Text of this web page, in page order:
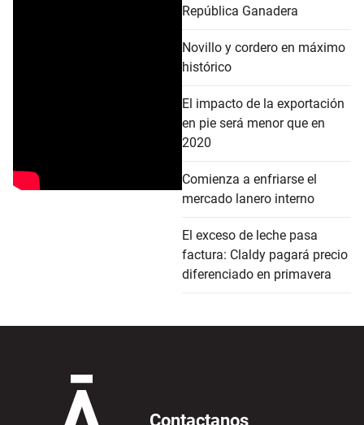
República Ganadera
Novillo y cordero en máximo
histórico
El impacto de la exportación
en pie será menor que en
2020
Comienza a enfriarse el
mercado lanero interno
El exceso de leche pasa
factura: Claldy pagará precio
diferenciado en primavera
Contactanos